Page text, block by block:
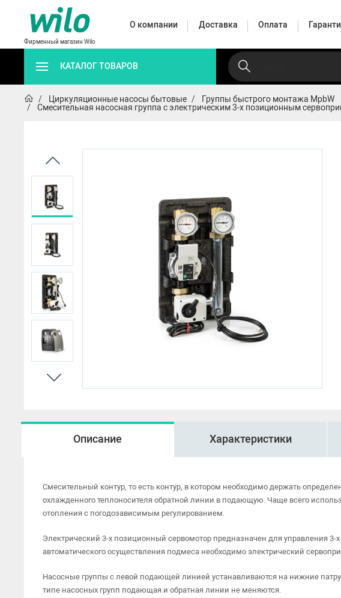
Фирменный магазин Wilo
О компании Доставка Оплата
КАТАЛОГ ТОВАРОВ
Автоматические
Циркуляционные
Автоматические
Циркуляционные насосы бытовые
Группы быстрого монтажа MpbW
Смесительная насосная группа с электрическим 3-х позиционным
Описание Характеристики
Смесительный контур, то есть контур, в котором необходимо держать
охлажденного теплоносителя обратной линии в подающую. Чаще всего
отопления с погодозависимым регулированием.
Электрический 3-х позиционный сервомотор предназначен для управления
автоматического осуществления подмеса необходимо электрический
Насосные группы с левой подающей линией устанавливаются на нижние
типе насосных групп подающая и обратная линии не меняются.